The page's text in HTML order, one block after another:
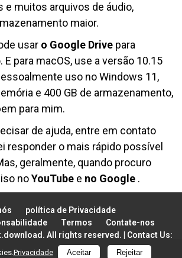
e muitos arquivos de áudio,
maior.
usar o Google Drive para
para macOS, use a versão 10.15
uso no Windows 11,
e 400 GB de armazenamento,
para mim.
de ajuda, entre em contato
responder o mais rápido possível
geralmente, quando procuro
noYouTube e no Google .
Privacidade Aceitar Rejeitar
política de Privacidade
Termos
Contate-nos
All rights reserved.
Contact Us:
apk.download